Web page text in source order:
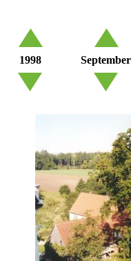
1998 September